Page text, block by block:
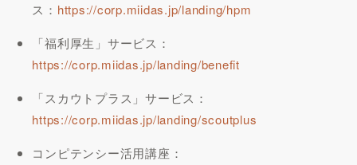
ス： https://corp.miidas.jp/landing/hpm
「福利厚生」サービス：
https://corp.miidas.jp/landing/benefit
「スカウトプラス」サービス：
https://corp.miidas.jp/landing/scoutplus
コンピテンシー活用講座：